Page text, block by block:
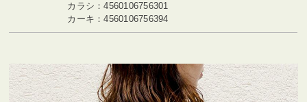
カラシ：4560106756301
カーキ：4560106756394